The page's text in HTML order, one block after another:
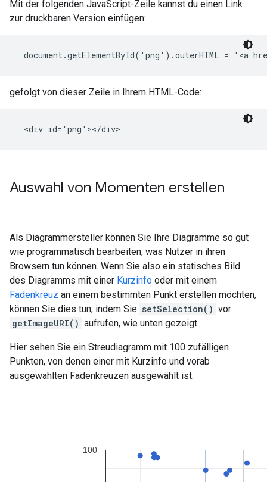
Mit der folgenden JavaScript-Zeile kannst du einen Link
zur druckbaren Version einfügen:
gefolgt von dieser Zeile in Ihrem HTML-Code:
Auswahl von Momenten erstellen
Als Diagrammersteller können Sie Ihre Diagramme so gut
wie programmatisch bearbeiten, was Nutzer in ihren
Browsern tun können. Wenn Sie also ein statisches Bild
des Diagramms mit einer Kurzinfo oder mit einem
Fadenkreuz an einem bestimmten Punkt erstellen möchten,
können Sie dies tun, indem Sie setSelection() vor
getImageURI() aufrufen, wie unten gezeigt.
Hier sehen Sie ein Streudiagramm mit 100 zufälligen
Punkten, von denen einer mit Kurzinfo und vorab
ausgewählten Fadenkreuzen ausgewählt ist: